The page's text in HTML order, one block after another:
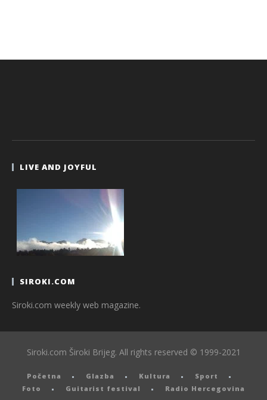
LIVE AND JOYFUL
SIROKI.COM
Siroki.com weekly web magazine.
Siroki.com Široki Brijeg. All rights reserved © 1999-2021
Početna Glazba Kultura
Sport
Foto
Guitarist festival Radio Hercegovina